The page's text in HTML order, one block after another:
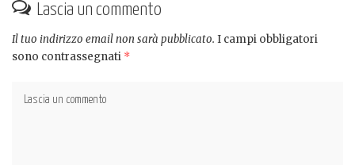
Lascia un commento
Il tuo indirizzo email non sarà pubblicato. I campi obbligatori
sono contrassegnati *